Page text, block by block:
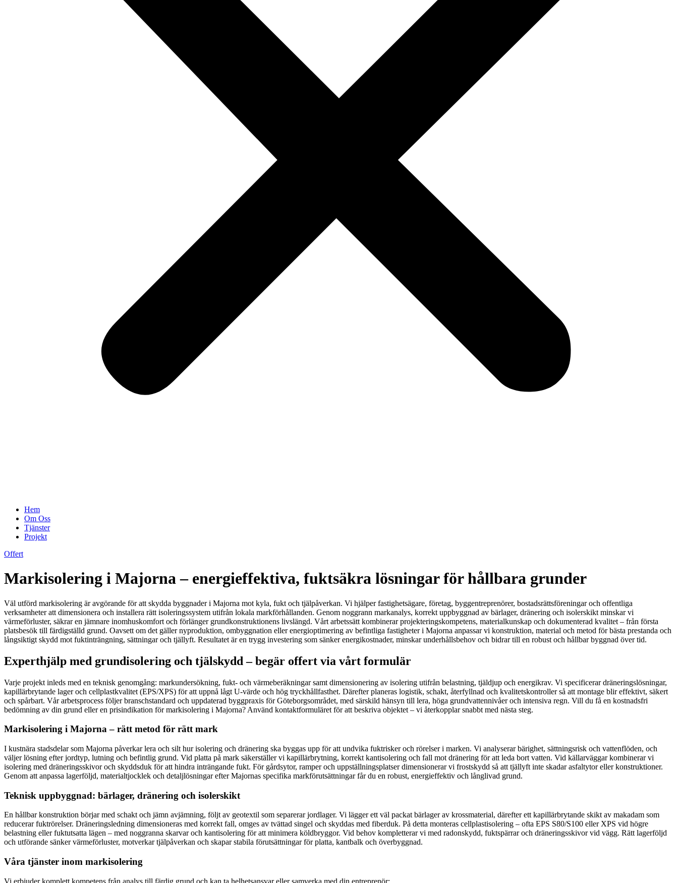
Hem
Om Oss
Tjänster
Projekt
Offert
Markisolering i Majorna – energieffektiva, fuktsäkra lösningar för hållbara grunder
Väl utförd markisolering är avgörande för att skydda byggnader i Majorna mot kyla, fukt och tjälpåverkan. Vi hjälper fastighetsägare, företag, byggentreprenörer, bostadsrättsföreningar och offentliga
verksamheter att dimensionera och installera rätt isoleringssystem utifrån lokala markförhållanden. Genom noggrann markanalys, korrekt uppbyggnad av bärlager, dränering och isolerskikt minskar vi
värmeförluster, säkrar en jämnare inomhuskomfort och förlänger grundkonstruktionens livslängd. Vårt arbetssätt kombinerar projekteringskompetens, materialkunskap och dokumenterad kvalitet – från första
platsbesök till färdigställd grund. Oavsett om det gäller nyproduktion, ombyggnation eller energioptimering av befintliga fastigheter i Majorna anpassar vi konstruktion, material och metod för bästa prestanda och
långsiktigt skydd mot fuktinträngning, sättningar och tjällyft. Resultatet är en trygg investering som sänker energikostnader, minskar underhållsbehov och bidrar till en robust och hållbar byggnad över tid.
Experthjälp med grundisolering och tjälskydd – begär offert via vårt formulär
Varje projekt inleds med en teknisk genomgång: markundersökning, fukt- och värmeberäkningar samt dimensionering av isolering utifrån belastning, tjäldjup och energikrav. Vi specificerar dräneringslösningar,
kapillärbrytande lager och cellplastkvalitet (EPS/XPS) för att uppnå lågt U-värde och hög tryckhållfasthet. Därefter planeras logistik, schakt, återfyllnad och kvalitetskontroller så att montage blir effektivt, säkert
och spårbart. Vår arbetsprocess följer branschstandard och uppdaterad byggpraxis för Göteborgsområdet, med särskild hänsyn till lera, höga grundvattennivåer och intensiva regn. Vill du få en kostnadsfri
bedömning av din grund eller en prisindikation för markisolering i Majorna? Använd kontaktformuläret för att beskriva objektet – vi återkopplar snabbt med nästa steg.
Markisolering i Majorna – rätt metod för rätt mark
I kustnära stadsdelar som Majorna påverkar lera och silt hur isolering och dränering ska byggas upp för att undvika fuktrisker och rörelser i marken. Vi analyserar bärighet, sättningsrisk och vattenflöden, och
väljer lösning efter jordtyp, lutning och befintlig grund. Vid platta på mark säkerställer vi kapillärbrytning, korrekt kantisolering och fall mot dränering för att leda bort vatten. Vid källarväggar kombinerar vi
isolering med dräneringsskivor och skyddsduk för att hindra inträngande fukt. För gårdsytor, ramper och uppställningsplatser dimensionerar vi frostskydd så att tjällyft inte skadar asfaltytor eller konstruktioner.
Genom att anpassa lagerföljd, materialtjocklek och detaljlösningar efter Majornas specifika markförutsättningar får du en robust, energieffektiv och långlivad grund.
Teknisk uppbyggnad: bärlager, dränering och isolerskikt
En hållbar konstruktion börjar med schakt och jämn avjämning, följt av geotextil som separerar jordlager. Vi lägger ett väl packat bärlager av krossmaterial, därefter ett kapillärbrytande skikt av makadam som
reducerar fuktrörelser. Dräneringsledning dimensioneras med korrekt fall, omges av tvättad singel och skyddas med fiberduk. På detta monteras cellplastisolering – ofta EPS S80/S100 eller XPS vid högre
belastning eller fuktutsatta lägen – med noggranna skarvar och kantisolering för att minimera köldbryggor. Vid behov kompletterar vi med radonskydd, fuktspärrar och dräneringsskivor vid vägg. Rätt lagerföljd
och utförande sänker värmeförluster, motverkar tjälpåverkan och skapar stabila förutsättningar för platta, kantbalk och överbyggnad.
Våra tjänster inom markisolering
Vi erbjuder komplett kompetens från analys till färdig grund och kan ta helhetsansvar eller samverka med din entreprenör: